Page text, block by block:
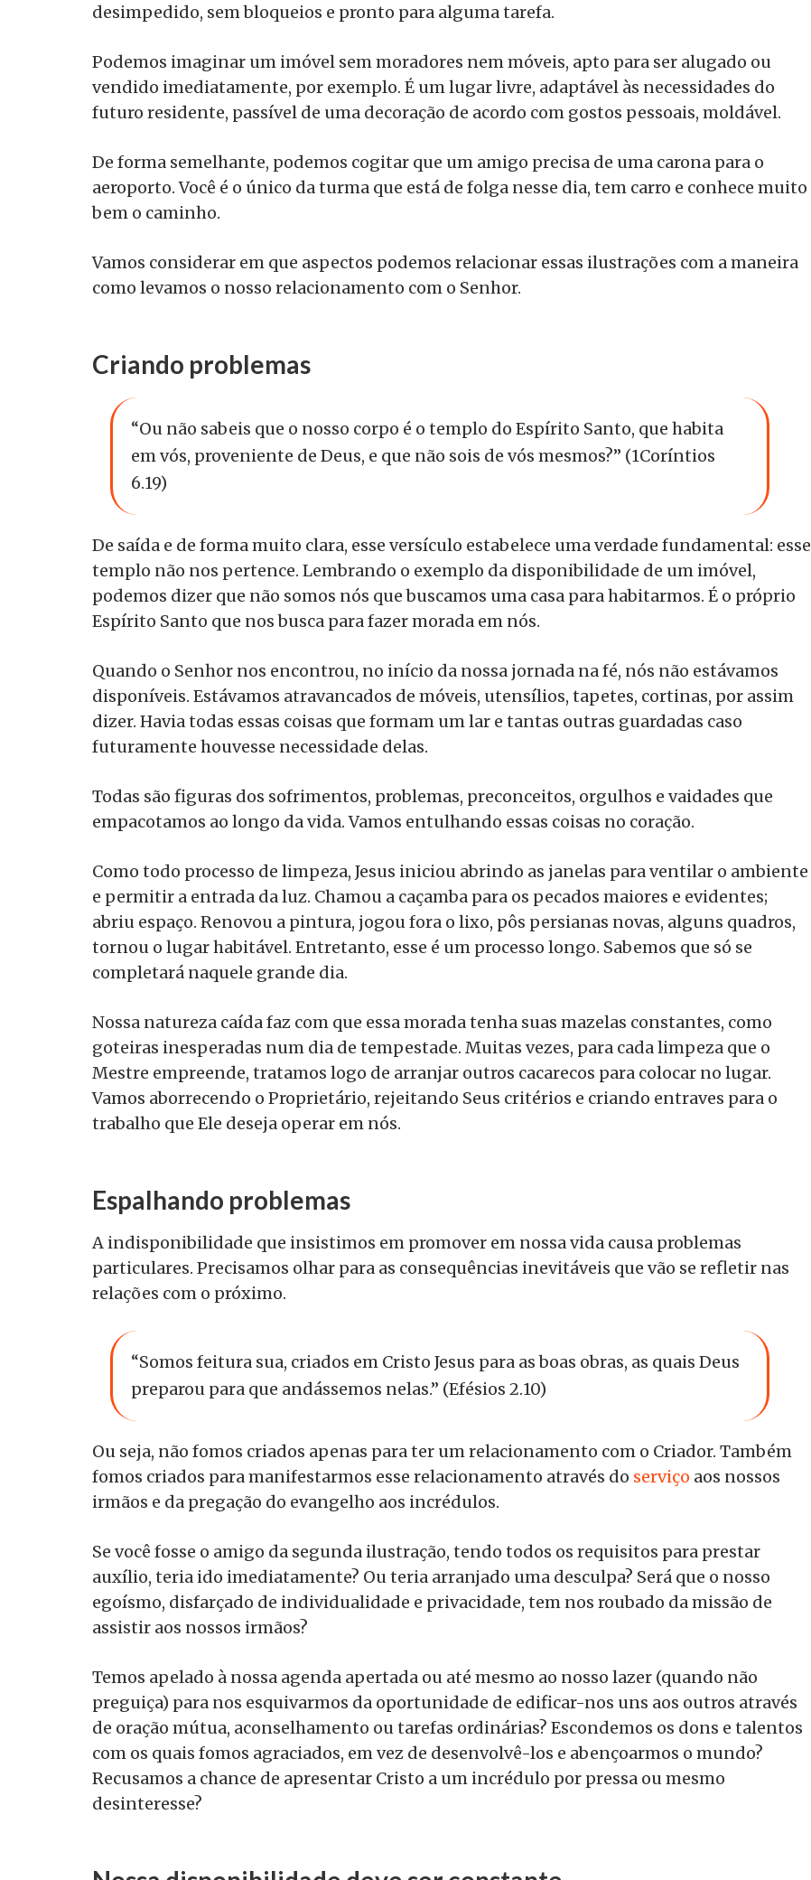
desimpedido, sem bloqueios e pronto para alguma tarefa.
Podemos imaginar um imóvel sem moradores nem móveis, apto para ser alugado ou
vendido imediatamente, por exemplo. É um lugar livre, adaptável às necessidades do
futuro residente, passível de uma decoração de acordo com gostos pessoais, moldável.
De forma semelhante, podemos cogitar que um amigo precisa de uma carona para o
aeroporto. Você é o único da turma que está de folga nesse dia, tem carro e conhece muito
bem o caminho.
Vamos considerar em que aspectos podemos relacionar essas ilustrações com a maneira
como levamos o nosso relacionamento com o Senhor.
Criando problemas
“Ou não sabeis que o nosso corpo é o templo do Espírito Santo, que habita
em vós, proveniente de Deus, e que não sois de vós mesmos?” (1Coríntios
6.19)
De saída e de forma muito clara, esse versículo estabelece uma verdade fundamental: esse
templo não nos pertence. Lembrando o exemplo da disponibilidade de um imóvel,
podemos dizer que não somos nós que buscamos uma casa para habitarmos. É o próprio
Espírito Santo que nos busca para fazer morada em nós.
Quando o Senhor nos encontrou, no início da nossa jornada na fé, nós não estávamos
disponíveis. Estávamos atravancados de móveis, utensílios, tapetes, cortinas, por assim
dizer. Havia todas essas coisas que formam um lar e tantas outras guardadas caso
futuramente houvesse necessidade delas.
Todas são figuras dos sofrimentos, problemas, preconceitos, orgulhos e vaidades que
empacotamos ao longo da vida. Vamos entulhando essas coisas no coração.
Como todo processo de limpeza, Jesus iniciou abrindo as janelas para ventilar o ambiente
e permitir a entrada da luz. Chamou a caçamba para os pecados maiores e evidentes;
abriu espaço. Renovou a pintura, jogou fora o lixo, pôs persianas novas, alguns quadros,
tornou o lugar habitável. Entretanto, esse é um processo longo. Sabemos que só se
completará naquele grande dia.
Nossa natureza caída faz com que essa morada tenha suas mazelas constantes, como
goteiras inesperadas num dia de tempestade. Muitas vezes, para cada limpeza que o
Mestre empreende, tratamos logo de arranjar outros cacarecos para colocar no lugar.
Vamos aborrecendo o Proprietário, rejeitando Seus critérios e criando entraves para o
trabalho que Ele deseja operar em nós.
Espalhando problemas
A indisponibilidade que insistimos em promover em nossa vida causa problemas
particulares. Precisamos olhar para as consequências inevitáveis que vão se refletir nas
relações com o próximo.
“Somos feitura sua, criados em Cristo Jesus para as boas obras, as quais Deus
preparou para que andássemos nelas.” (Efésios 2.10)
Ou seja, não fomos criados apenas para ter um relacionamento com o Criador. Também
fomos criados para manifestarmos esse relacionamento através do serviço aos nossos
irmãos e da pregação do evangelho aos incrédulos.
Se você fosse o amigo da segunda ilustração, tendo todos os requisitos para prestar
auxílio, teria ido imediatamente? Ou teria arranjado uma desculpa? Será que o nosso
egoísmo, disfarçado de individualidade e privacidade, tem nos roubado da missão de
assistir aos nossos irmãos?
Temos apelado à nossa agenda apertada ou até mesmo ao nosso lazer (quando não
preguiça) para nos esquivarmos da oportunidade de edificar-nos uns aos outros através
de oração mútua, aconselhamento ou tarefas ordinárias? Escondemos os dons e talentos
com os quais fomos agraciados, em vez de desenvolvê-los e abençoarmos o mundo?
Recusamos a chance de apresentar Cristo a um incrédulo por pressa ou mesmo
desinteresse?